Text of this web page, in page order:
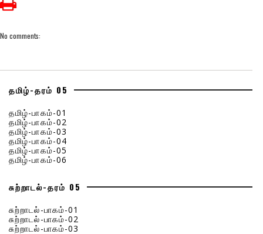
No comments:
தமிழ்-தரம் 05
தமிழ்-பாகம்-01
தமிழ்-பாகம்-02
தமிழ்-பாகம்-03
தமிழ்-பாகம்-04
தமிழ்-பாகம்-05
தமிழ்-பாகம்-06
சுற்றாடல்-தரம் 05
சுற்றாடல்-பாகம்-01
சுற்றாடல்-பாகம்-02
சுற்றாடல்-பாகம்-03